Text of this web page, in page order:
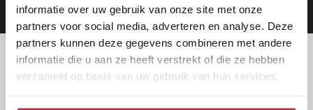
informatie over uw gebruik van onze site met onze
partners voor social media, adverteren en analyse. Deze
partners kunnen deze gegevens combineren met andere
informatie die u aan ze heeft verstrekt of die ze hebben
verzameld op basis van uw gebruik van hun services.
Aanbod| Keukens |Levering|Garantie|Privacy Beleid